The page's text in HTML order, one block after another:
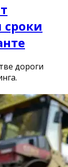
сроки
дороги